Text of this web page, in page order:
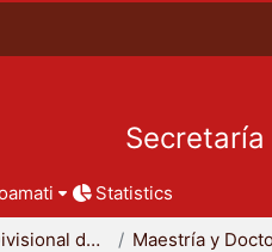
Statistics
Coordinación Divisional de Posgrado